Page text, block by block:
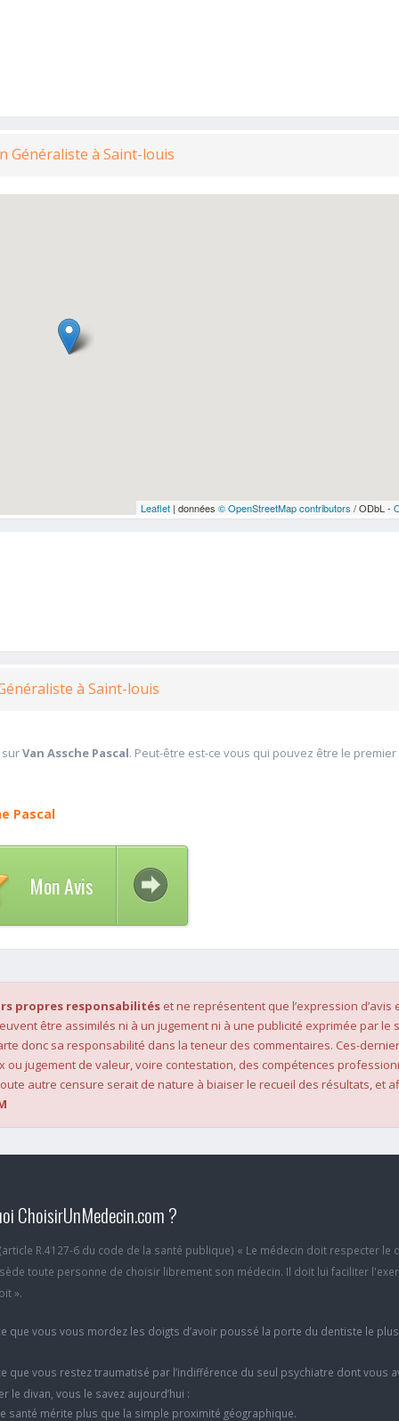
Généraliste à Saint-louis
Leaflet| données © OpenStreetMap contributors / ODbL -
à Saint-louis
Van Assche Pascal. Peut-être est-ce vous qui pouvez être le premier
Pascal
Mon Avis
propres responsabilités et ne représentent que l’expression d’avis
être assimilés ni à un jugement ni à une publicité exprimée par le
donc sa responsabilité dans la teneur des commentaires. Ces-
jugement de valeur, voire contestation, des compétences
autre censure serait de nature à biaiser le recueil des résultats, et
ChoisirUnMedecin.com ?
R.4127-6 du code de la santé publique) « Le médecin doit respecter le
toute personne de choisir librement son médecin. Il doit lui faciliter
».
que vous vous mordez les doigts d’avoir poussé la porte du dentiste le plus
que vous restez traumatisé par l’indifférence du seul psychiatre dont vous
le divan, vous le savez aujourd’hui :
santé mérite plus que la simple proximité géographique.